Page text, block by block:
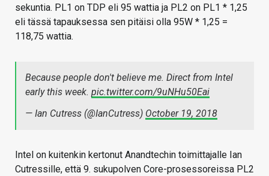
sekuntia. PL1 on TDP eli 95 wattia ja PL2 on PL1 * 1,25
eli tässä tapauksessa sen pitäisi olla 95W * 1,25 =
118,75 wattia.
Because people don't believe me. Direct from Intel
early this week. pic.twitter.com/9uNHu50Eai
— Ian Cutress (@IanCutress) October 19, 2018
Intel on kuitenkin kertonut Anandtechin toimittajalle Ian
Cutressille, että 9. sukupolven Core-prosessoreissa PL2